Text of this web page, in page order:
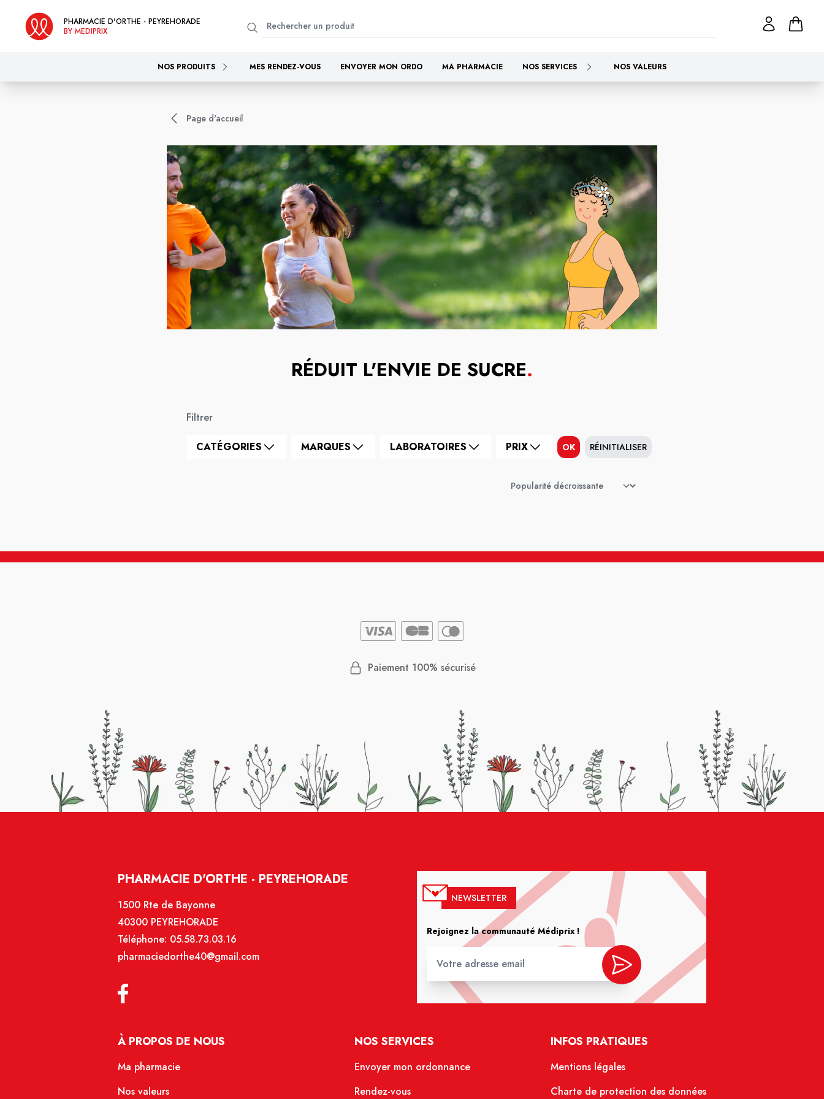
PHARMACIE D'ORTHE - PEYREHORADE
BY MEDIPRIX
NOS PRODUITS MES RENDEZ-VOUS ENVOYER MON ORDO MA PHARMACIE NOS SERVICES NOS VALEURS
Page d'accueil
RÉDUIT L'ENVIE DE SUCRE.
Filtrer
CATÉGORIES MARQUES LABORATOIRES PRIX OK RÉINITIALISER
Paiement 100% sécurisé
PHARMACIE D'ORTHE - PEYREHORADE
1500 Rte de Bayonne
40300 PEYREHORADE
Téléphone: 05.58.73.03.16
pharmaciedorthe40@gmail.com
NEWSLETTER
Rejoignez la communauté Médiprix !
À PROPOS DE NOUS
Ma pharmacie
Nos valeurs
NOS SERVICES
Envoyer mon ordonnance
Rendez-vous
INFOS PRATIQUES
Mentions légales
Charte de protection des données